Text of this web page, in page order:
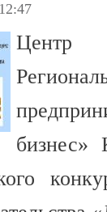
Центр
бизнес»